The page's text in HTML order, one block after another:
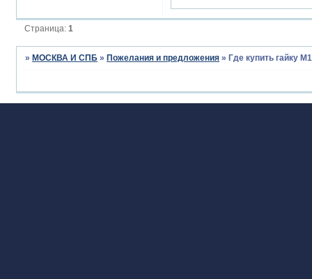
Страница:1
» МОСКВА И СПБ » Пожелания и предложения » Где купить гайку